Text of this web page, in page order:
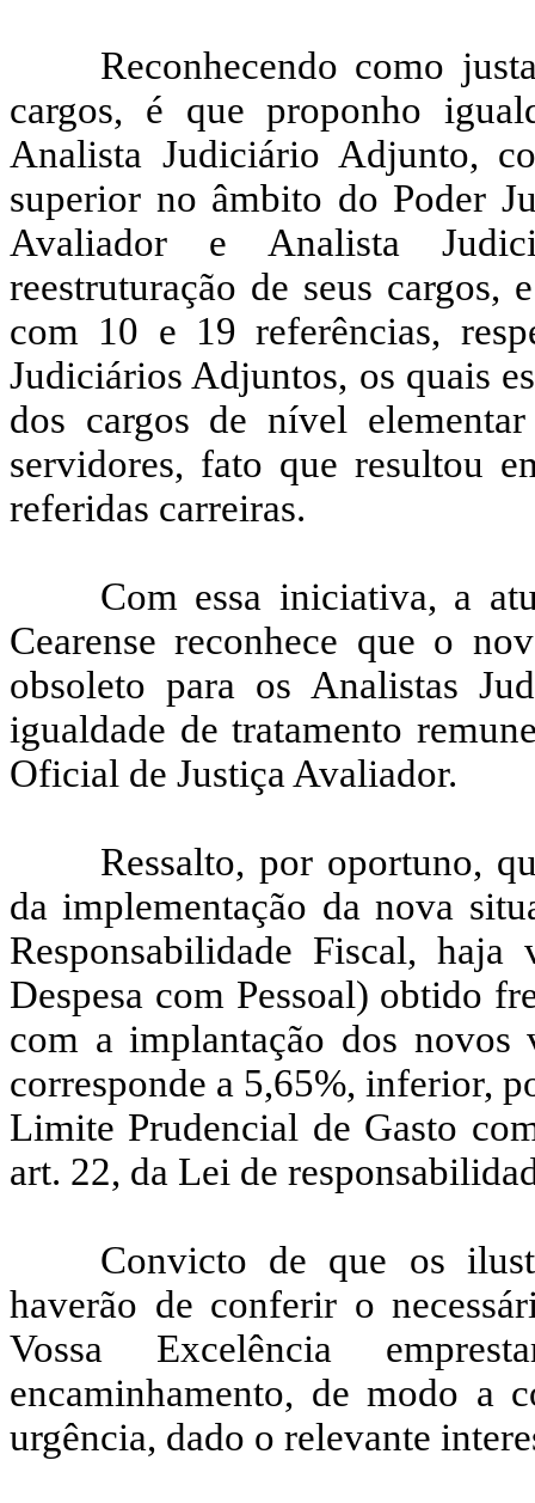
Reconhecendo como
cargos, é que proponho
Analista Judiciário Adjunto,
superior no âmbito do Poder
Avaliador e Analista
reestruturação de seus cargos,
com 10 e 19 referências,
Judiciários Adjuntos, os quais
dos cargos de nível
servidores, fato que resultou
referidas carreiras.
Com essa iniciativa, a
Cearense reconhece que o
obsoleto para os Analistas
igualdade de tratamento
Oficial de Justiça Avaliador.
Ressalto, por oportuno,
da implementação da nova
Responsabilidade Fiscal,
Despesa com Pessoal) obtido
com a implantação dos novos
corresponde a 5,65%, inferior,
Limite Prudencial de Gasto
art. 22, da Lei de
Convicto de que os
haverão de conferir o
Vossa Excelência
encaminhamento, de modo a
urgência, dado o relevante